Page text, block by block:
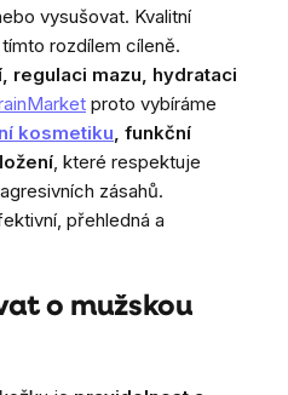
vysušovat. Kvalitní
rozdílem cíleně.
regulaci mazu, hydrataci
proto vybíráme
kosmetiku , funkční
, které respektuje
zásahů.
přehledná a
o mužskou